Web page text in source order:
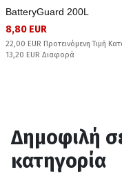
BatteryGuard 200L
8,80 EUR
22,00 EUR Προτεινόμενη Τιμή
13,20 EUR Διαφορά
Δημοφιλή
κατηγορία